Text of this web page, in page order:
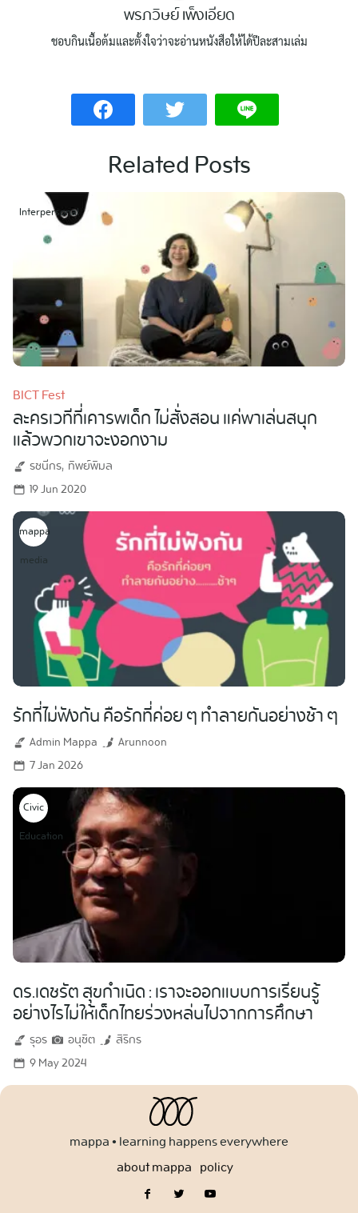
พรภวิษย์ เพ็งเอียด
ชอบกินเนื้อต้มและตั้งใจว่าจะอ่านหนังสือให้ได้ปีละสามเล่ม
Related Posts
Interpersonal
BICT Fest
ละครเวทีที่เคารพเด็ก ไม่สั่งสอน แค่พาเล่นสนุก
แล้วพวกเขาจะงอกงาม
รชนีกร ทิพย์พิมล
19 Jun 2020
mappa
media
รักที่ไม่ฟังกัน คือรักที่ค่อย ๆ ทำลายกันอย่างช้า ๆ
Admin Mappa
Arunnoon
7 Jan 2026
Civic
Education
ดร.เดชรัต สุขกำเนิด : เราจะออกแบบการเรียนรู้
อย่างไรไม่ให้เด็กไทยร่วงหล่นไปจากการศึกษา
รุอร อนุชิต
สิริกร
9 May 2024
mappa • learning happens everywhere
about mappa policy